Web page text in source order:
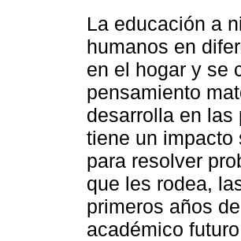
La educación a
humanos en
en el hogar y se
pensamiento
desarrolla en las
tiene un
para resolver
que les rodea,
primeros años
académico